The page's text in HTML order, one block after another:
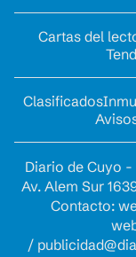
Cartas del
Clasificados
Diario de Cuyo
Av. Alem Sur
Contacto:
/